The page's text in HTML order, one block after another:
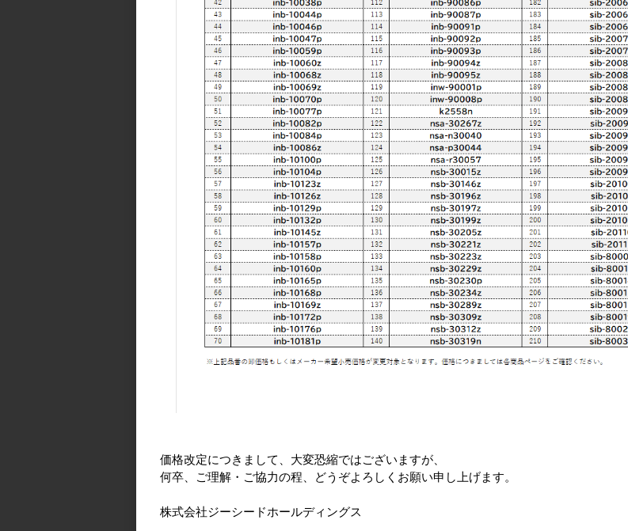
価格改定につきまして、大変恐縮ではございますが、
何卒、ご理解・ご協力の程、どうぞよろしくお願い申し上げます。
株式会社ジーシードホールディングス